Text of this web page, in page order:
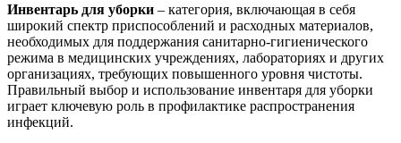
Инвентарь для уборки – категория, включающая в себя
широкий спектр приспособлений и расходных материалов,
необходимых для поддержания санитарно-гигиенического
режима в медицинских учреждениях, лабораториях и других
организациях, требующих повышенного уровня чистоты.
Правильный выбор и использование инвентаря для уборки
играет ключевую роль в профилактике распространения
инфекций.